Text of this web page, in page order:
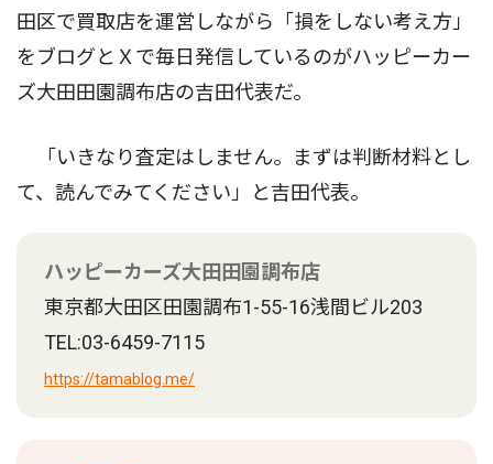
田区で買取店を運営しながら「損をしない考え方」
をブログとＸで毎日発信しているのがハッピーカー
ズ大田田園調布店の吉田代表だ。
「いきなり査定はしません。まずは判断材料とし
て、読んでみてください」と吉田代表。
ハッピーカーズ大田田園調布店
東京都大田区田園調布1-55-16浅間ビル203
TEL:03-6459-7115
https://tamablog.me/